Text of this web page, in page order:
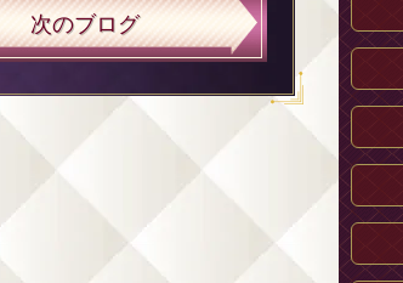
次のブログ